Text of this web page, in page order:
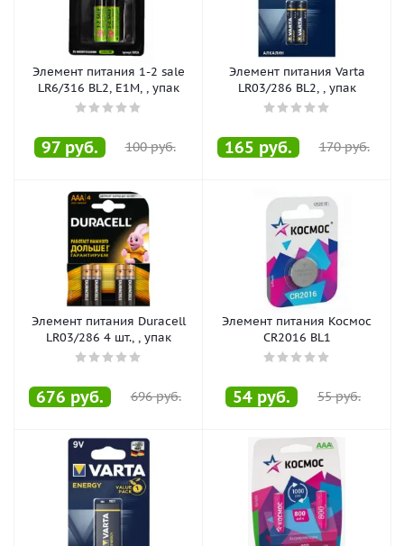
Элемент питания 1-2 sale
LR6/316 BL2, E1M, , упак
97руб. 100руб.
Элемент питания Varta
LR03/286 BL2, , упак
165 руб. 170руб.
Элемент питания Duracell
LR03/286 4 шт., , упак
676 руб. 696руб.
Элемент питания Космос
CR2016 BL1
54 руб. 55руб.